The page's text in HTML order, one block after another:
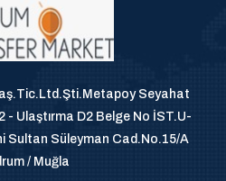
Seyahat
Ulaştırma D2 Belge No İST.U-
Sultan Süleyman Cad.No.15/A
/ Muğla